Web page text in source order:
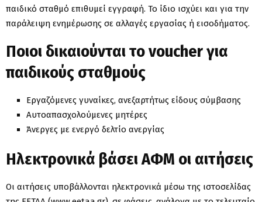
παιδικό σταθμό επιθυμεί εγγραφή. Το ίδιο ισχύει και για την
παράλειψη ενημέρωσης σε αλλαγές εργασίας ή εισοδήματος.
Ποιοι δικαιούνται το voucher για
παιδικούς σταθμούς
Εργαζόμενες γυναίκες, ανεξαρτήτως είδους σύμβασης
Αυτοαπασχολούμενες μητέρες
Άνεργες με ενεργό δελτίο ανεργίας
Ηλεκτρονικά βάσει ΑΦΜ οι αιτήσεις
Οι αιτήσεις υποβάλλονται ηλεκτρονικά μέσω της ιστοσελίδας